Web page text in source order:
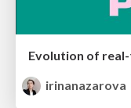
irinanazarova